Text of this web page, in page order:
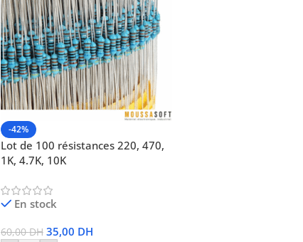
-42%
Lot de 100 résistances 220, 470,
1K, 4.7K, 10K
En stock
60,00DH 35,00 DH